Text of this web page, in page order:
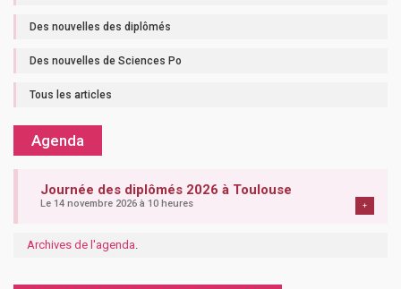
Des nouvelles des diplômés
Des nouvelles de Sciences Po
Tous les articles
Agenda
Journée des diplômés 2026 à Toulouse
Le 14 novembre 2026 à 10 heures +
Archives de l'agenda